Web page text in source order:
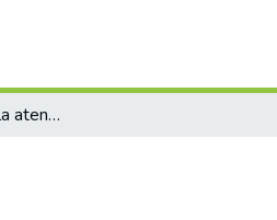
Creencias acerca de la atención odontológica durante la gestación y su relación con las actitudes hacia el tratamiento odontológico en pacientes gestantes que acuden al Centro de Salud San Juan de Dios Taparachi Juliaca, 2024